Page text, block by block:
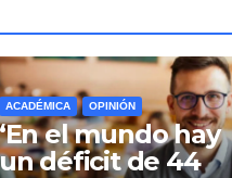
ACADÉMICA OPINIÓN
el mundo hay
déficit de 44